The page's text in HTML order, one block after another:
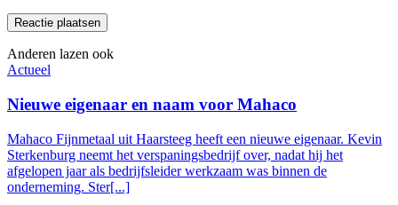
Anderen lazen ook
Actueel
Nieuwe eigenaar en naam voor Mahaco
Mahaco Fijnmetaal uit Haarsteeg heeft een nieuwe eigenaar. Kevin
Sterkenburg neemt het verspaningsbedrijf over, nadat hij het
afgelopen jaar als bedrijfsleider werkzaam was binnen de
onderneming. Ster[...]